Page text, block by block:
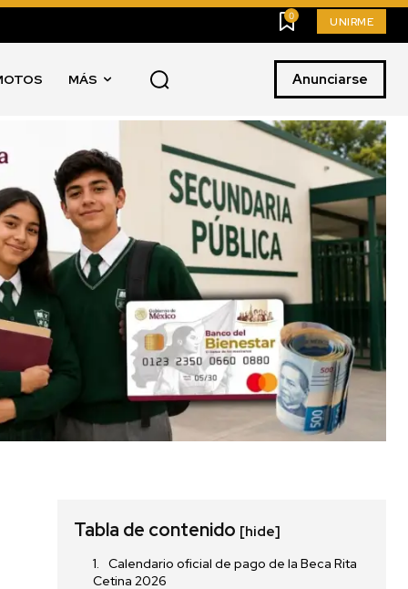
0 UNIRME
MÁS Anunciarse
Tabla de contenido [hide]
Calendario oficial de pago de la Beca Rita
Cetina 2026